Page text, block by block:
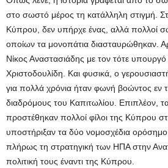
στο σωστό μέρος τη κατάλληλη στιγμή.
Κύπρου, δεν υπήρχε ένας, αλλά πολλοί
οποίων τα μονοπάτια διασταυρώθηκαν.
Νίκος Αναστασιάδης με τον τότε
Χριστοδουλίδη. Και φυσικά, ο
για πολλά χρόνια ήταν φωνή βοώντος εν
διαδρόμους του Καπιτωλίου. Επιπλέον, τα
προστέθηκαν πολλοί φίλοι της Κύπρου
υποστήριξαν τα δύο νομοσχέδια
πλήρως τη στρατηγική των ΗΠΑ στην
πολιτική τους έναντι της Κύπρου.